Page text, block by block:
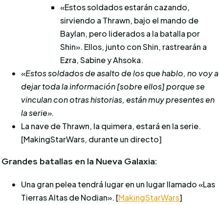
«Estos soldados estarán cazando,
sirviendo a Thrawn, bajo el mando de
Baylan, pero liderados a la batalla por
Shin». Ellos, junto con Shin, rastrearán a
Ezra, Sabine y Ahsoka.
«Estos soldados de asalto de los que hablo, no voy a
dejar toda la información [sobre ellos] porque se
vinculan con otras historias, están muy presentes en
la serie».
La nave de Thrawn, la quimera, estará en la serie.
[MakingStarWars, durante un directo]
Grandes batallas en la Nueva Galaxia:
Una gran pelea tendrá lugar en un lugar llamado «Las
Tierras Altas de Nodian». [MakingStarWars]